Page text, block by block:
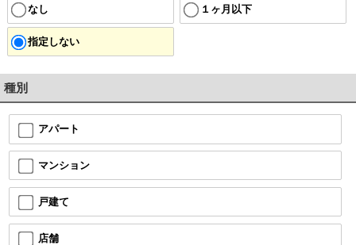
なし １ヶ月以下
指定しない
種別
アパート
マンション
戸建て
店舗